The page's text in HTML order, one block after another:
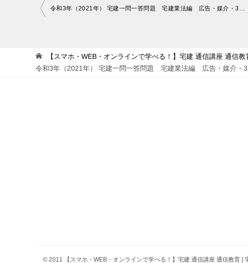
投
ビ
ゲ
令和3年（2021年） 宅建一問一答問題 宅建業法編 広告・媒介・35条書面・37条書面 問39
【スマホ・WEB・オンラインで学べる！】宅建 通信講座 通信
令和3年（2021年） 宅建一問一答問題 宅建業法編 広告・媒介・
© 2011 【スマホ・WEB・オンラインで学べる！】宅建 通信講座 通信教育 |